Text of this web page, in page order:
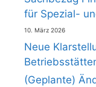
für Spezial-
10. März 2026
Neue
(Geplante)